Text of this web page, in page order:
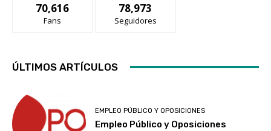
70,616
Fans
78,973
Seguidores
ÚLTIMOS ARTÍCULOS
EMPLEO PÚBLICO Y OPOSICIONES
Empleo Público y Oposiciones